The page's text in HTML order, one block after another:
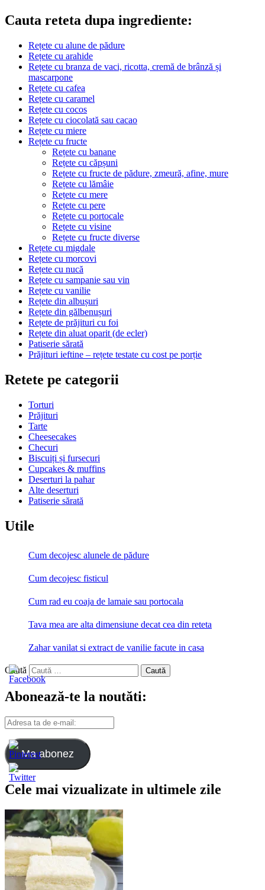
Cauta reteta dupa ingrediente:
Rețete cu alune de pădure
Rețete cu arahide
Rețete cu branza de vaci, ricotta, cremă de brânză și
mascarpone
Rețete cu cafea
Rețete cu caramel
Rețete cu cocos
Rețete cu ciocolată sau cacao
Rețete cu miere
Rețete cu fructe
Rețete cu banane
Rețete cu căpșuni
Rețete cu fructe de pădure, zmeură, afine, mure
Rețete cu lămâie
Rețete cu mere
Rețete cu pere
Rețete cu portocale
Rețete cu visine
Rețete cu fructe diverse
Rețete cu migdale
Rețete cu morcovi
Rețete cu nucă
Rețete cu sampanie sau vin
Rețete cu vanilie
Rețete din albușuri
Rețete din gălbenușuri
Rețete de prăjituri cu foi
Rețete din aluat oparit (de ecler)
Patiserie sărată
Prăjituri ieftine – rețete testate cu cost pe porție
Retete pe categorii
Torturi
Prăjituri
Tarte
Cheesecakes
Checuri
Biscuiți și fursecuri
Cupcakes & muffins
Deserturi la pahar
Alte deserturi
Patiserie sărată
Utile
Cum decojesc alunele de pădure
Cum decojesc fisticul
Cum rad eu coaja de lamaie sau portocala
Tava mea are alta dimensiune decat cea din reteta
Zahar vanilat si extract de vanilie facute in casa
Caută
Abonează-te la noutăti:
Adresa
ta
de
e-
mail:
Ma abonez
Cele mai vizualizate in ultimele zile